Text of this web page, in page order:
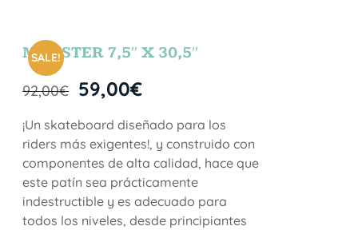
SALE!
MONSTER 7,5″ X 30,5″
92,00€ 59,00€
¡Un skateboard diseñado para los
riders más exigentes!, y construido con
componentes de alta calidad, hace que
este patín sea prácticamente
indestructible y es adecuado para
todos los niveles, desde principiantes